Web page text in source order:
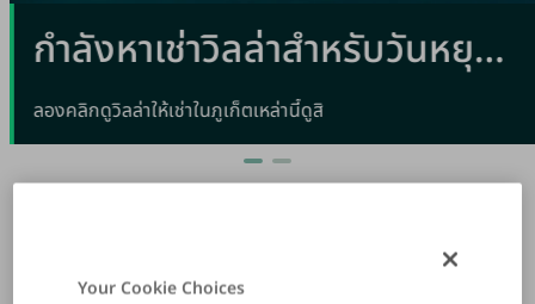
กำลังหาเช่าวิลล่าสำหรับวันหยุด
พักผ่อนในภูเก็ตอยู่หรือเปล่า
ลองคลิกดูวิลล่าให้เช่าในภูเก็ตเหล่านี้ดูสิ
เช่าบ้าน / ทาวน์เฮ้าส์ / วิลล่า - กรุงเทพฯ - เอกมัย-รามอินทรา
Your Cookie Choices